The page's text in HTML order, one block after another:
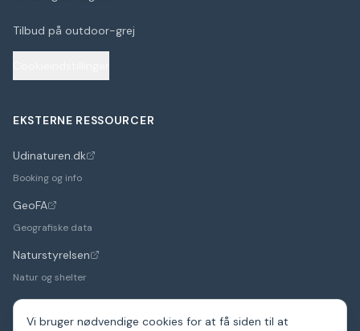
Vi bruger nødvendige cookies for at få siden til at
Tilbud på outdoor-grej
EKSTERNE RESSOURCER
Udinaturen.dk
(åbner i nyt faneblad)
Booking og info
GeoFA
(åbner i nyt faneblad)
Geografiske data
Naturstyrelsen
(åbner i nyt faneblad)
Natur og shelter